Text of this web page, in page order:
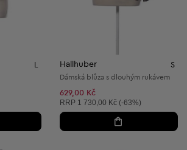
Hallhuber S
Dámská blůza s dlouhým rukávem
629,00 Kč
Doporučená cena:
RRP 1 730,00 Kč (-63%)